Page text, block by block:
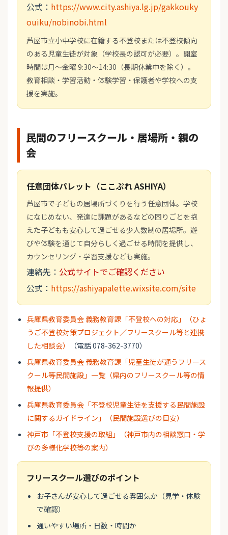
公式： https://www.city.ashiya.lg.jp/gakkouky
ouiku/nobinobi.html
芦屋市立小中学校に在籍する不登校または不登校傾向
のある児童生徒が対象（学校長の認可が必要）。開室
時間は月～金曜 9:30～14:30（長期休業中を除く）。
教育相談・学習活動・体験学習・保護者や学校への支
援を実施。
民間のフリースクール・居場所・親の
会
任意団体パレット（ここぷれ ASHIYA）
芦屋市で子どもの居場所づくりを行う任意団体。学校
になじめない、発達に課題があるなどの困りごとを抱
えた子どもも安心して過ごせる少人数制の居場所。遊
びや体験を通じて自分らしく過ごせる時間を提供し、
カウンセリング・学習支援なども実施。
連絡先： 公式サイトでご確認ください
公式： https://ashiyapalette.wixsite.com/site
兵庫県教育委員会 義務教育課「不登校への対応」（ひょ
うご不登校対策プロジェクト／フリースクール等と連携
した相談会）
（電話 078-362-3770）
兵庫県教育委員会 義務教育課「児童生徒が通うフリース
クール等民間施設」一覧（県内のフリースクール等の情
報提供）
兵庫県教育委員会「不登校児童生徒を支援する民間施設
に関するガイドライン」（民間施設選びの目安）
神戸市「不登校支援の取組」（神戸市内の相談窓口・学
びの多様化学校等の案内）
フリースクール選びのポイント
お子さんが安心して過ごせる雰囲気か（見学・体験
で確認）
通いやすい場所・日数・時間か